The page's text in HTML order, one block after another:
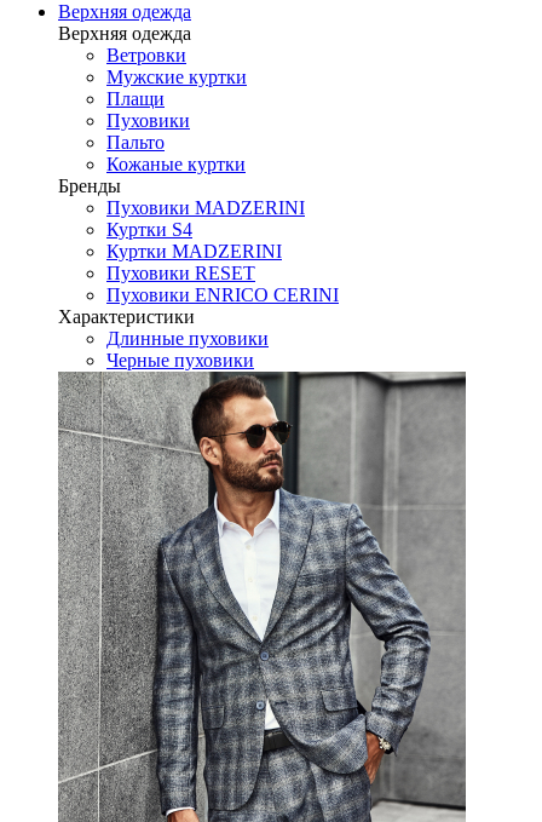
Верхняя одежда
Верхняя одежда
Ветровки
Мужские куртки
Плащи
Пуховики
Пальто
Кожаные куртки
Бренды
Пуховики MADZERINI
Куртки S4
Куртки MADZERINI
Пуховики RESET
Пуховики ENRICO CERINI
Характеристики
Длинные пуховики
Черные пуховики